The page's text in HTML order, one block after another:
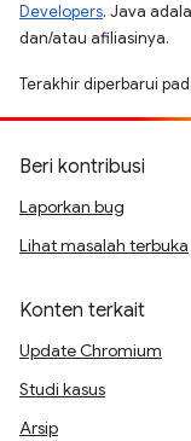
Developers. Java
dan/atau afiliasinya.
Terakhir diperbarui
Beri kontribusi
Laporkan bug
Lihat masalah terbuka
Konten terkait
Update Chromium
Studi kasus
Arsip